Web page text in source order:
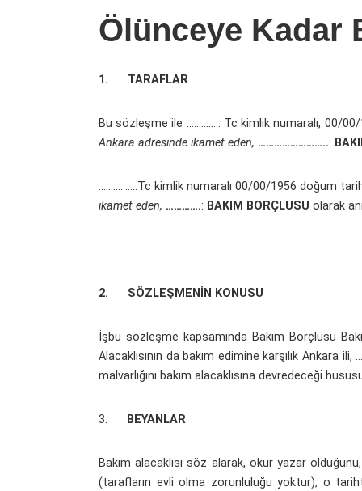
Ölünceye Kadar
1. TARAFLAR
Bu sözleşme ile ………….. Tc kimlik numaralı, 00/
Ankara adresinde ikamet eden, ……………………..:
…………….Tc kimlik numaralı 00/00/1956 doğum
ikamet eden, ………….: BAKIM BORÇLUSU olarak
2. SÖZLEŞMENİN KONUSU
İşbu sözleşme kapsamında Bakım Borçlusu
Alacaklısının da bakım edimine karşılık Ankara
malvarlığını bakım alacaklısına devredeceği
3. BEYANLAR
Bakım alacaklısı söz alarak, okur yazar
(tarafların evli olma zorunluluğu yoktur), o